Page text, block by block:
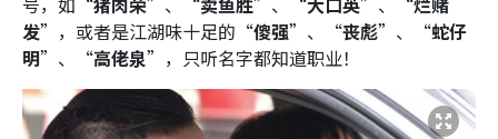
发”，或者是江湖味十足的“傻强”、“丧彪”、“蛇仔
明”、“高佬泉”，只听名字都知道职业！